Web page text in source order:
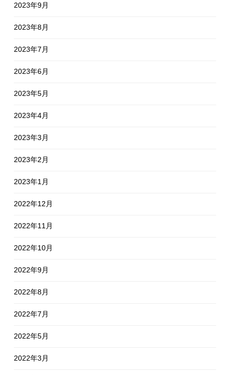
2023年9月
2023年8月
2023年7月
2023年6月
2023年5月
2023年4月
2023年3月
2023年2月
2023年1月
2022年12月
2022年11月
2022年10月
2022年9月
2022年8月
2022年7月
2022年5月
2022年3月